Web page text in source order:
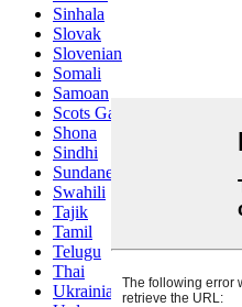
Sinhala
Slovak
Slovenian
Somali
Samoan
Scots Gaelic
Shona
Sindhi
Sundanese
Swahili
Tajik
Tamil
Telugu
Thai
Ukrainian